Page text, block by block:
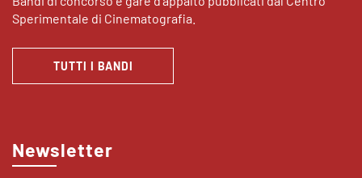
Sperimentale di Cinematografia.
TUTTI I BANDI
Newsletter